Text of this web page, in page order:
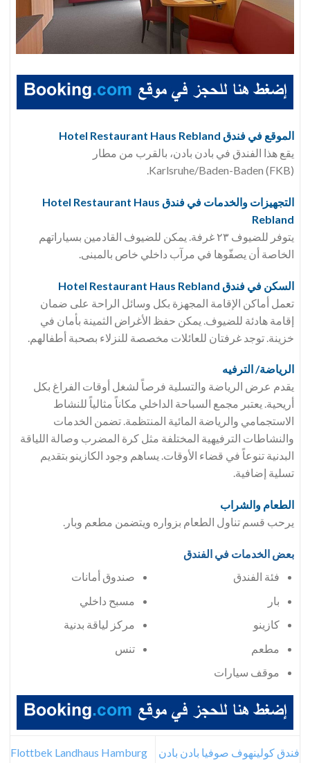
الموقع في فندق Hotel Restaurant Haus Rebland
يقع هذا الفندق في بادن بادن، بالقرب من مطار
Karlsruhe/Baden-Baden (FKB).
التجهيزات والخدمات في فندق Hotel Restaurant Haus
Rebland
يتوفر للضيوف ٢٣ غرفة. يمكن للضيوف القادمين بسياراتهم
الخاصة أن يصفّوها في مرآب داخلي خاص بالمبنى.
السكن في فندق Hotel Restaurant Haus Rebland
تعمل أماكن الإقامة المجهزة بكل وسائل الراحة على ضمان
إقامة هادئة للضيوف. يمكن حفظ الأغراض الثمينة بأمان في
خزينة. توجد غرفتان للعائلات مخصصة للنزلاء بصحبة أطفالهم.
الرياضة/ الترفيه
يقدم عرض الرياضة والتسلية فرصاً لشغل أوقات الفراغ بكل
أريحية. يعتبر مجمع السباحة الداخلي مكاناً مثالياً للنشاط
الاستجمامي والرياضة المائية المنتظمة. تضمن الخدمات
والنشاطات الترفيهية المختلفة مثل كرة المضرب وصالة اللياقة
البدنية تنوعاً في قضاء الأوقات. يساهم وجود الكازينو بتقديم
تسلية إضافية.
الطعام والشراب
يرحب قسم تناول الطعام بزواره ويتضمن مطعم وبار.
بعض الخدمات في الفندق
فئة الفندق
بار
كازينو
مطعم
موقف سيارات
صندوق أمانات
مسبح داخلي
مركز لياقة بدنية
تنس
فندق كولينهوف صوفيا بادن بادن Flottbek Landhaus Hamburg